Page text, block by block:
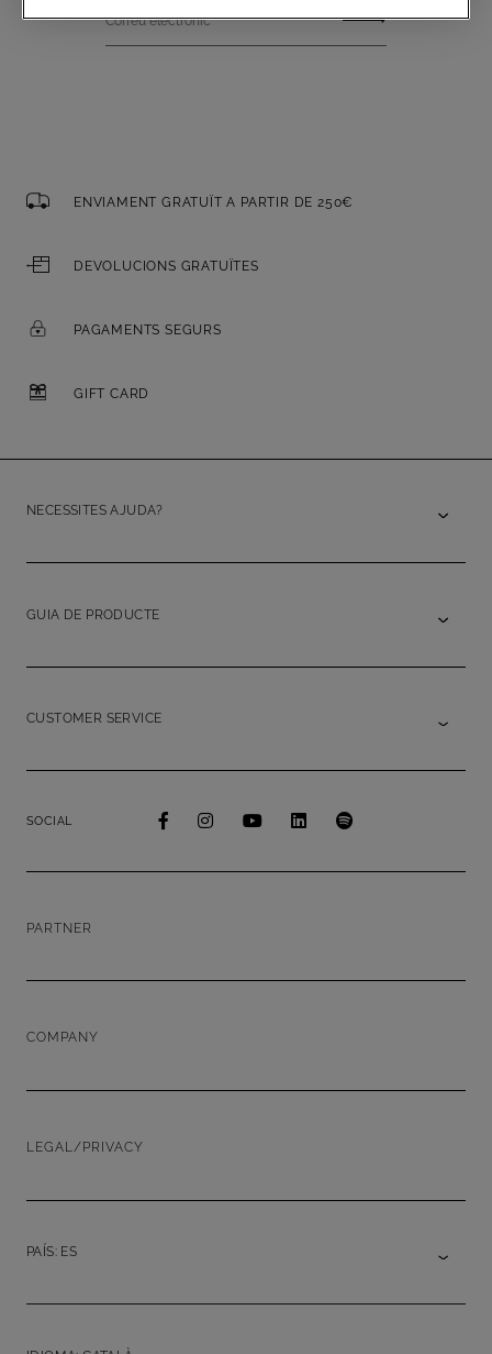
Correu electrònic
ENVIAMENT GRATUÏT A PARTIR DE 250€
DEVOLUCIONS GRATUÏTES
PAGAMENTS SEGURS
GIFT CARD
NECESSITES AJUDA?
GUIA DE PRODUCTE
CUSTOMER SERVICE
SOCIAL
PARTNER
COMPANY
LEGAL/PRIVACY
PAÍS: ES